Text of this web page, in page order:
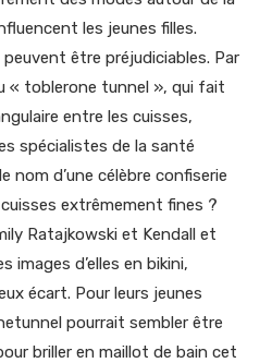
les jeunes filles.
être préjudiciables. Par
« toblerone tunnel », qui fait
entre les cuisses,
spécialistes de la santé
nom d’une célèbre confiserie
extrêmement fines ?
Ratajkowski et Kendall et
images d’elles en bikini,
écart. Pour leurs jeunes
pourrait sembler être
briller en maillot de bain cet